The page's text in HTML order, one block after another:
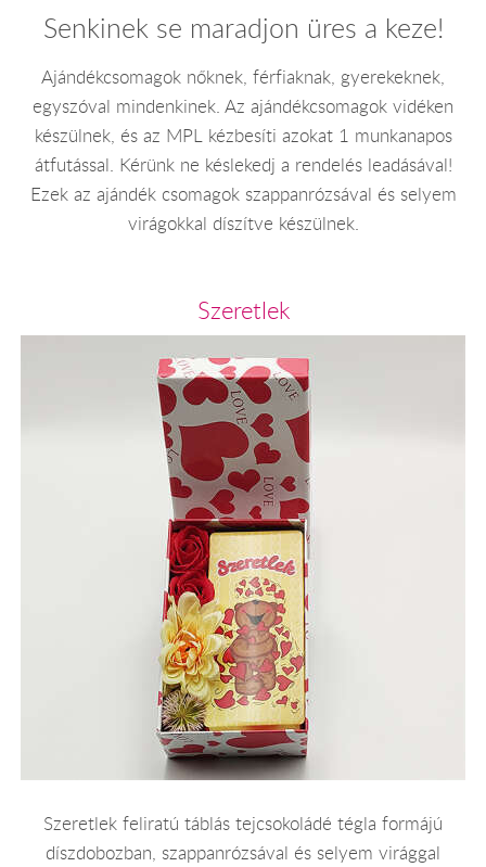
Senkinek se maradjon üres a keze!
Ajándékcsomagok nőknek, férfiaknak, gyerekeknek,
egyszóval mindenkinek. Az ajándékcsomagok vidéken
készülnek, és az MPL kézbesíti azokat 1 munkanapos
átfutással. Kérünk ne késlekedj a rendelés leadásával!
Ezek az ajándék csomagok szappanrózsával és selyem
virágokkal díszítve készülnek.
Szeretlek
Szeretlek feliratú táblás tejcsokoládé tégla formájú
díszdobozban, szappanrózsával és selyem virággal